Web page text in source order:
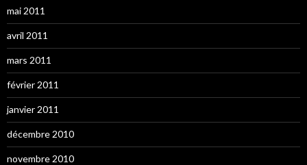
mai 2011
avril 2011
mars 2011
février 2011
janvier 2011
décembre 2010
novembre 2010